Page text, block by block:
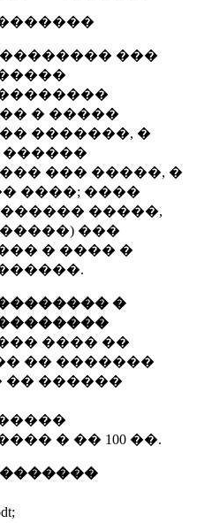
���
� �����
�������, �
������
��� �����, �
����; ����
�����,
���
� ���� �
�
���� ��
�� �������
�� ������
� �� 100 ��.